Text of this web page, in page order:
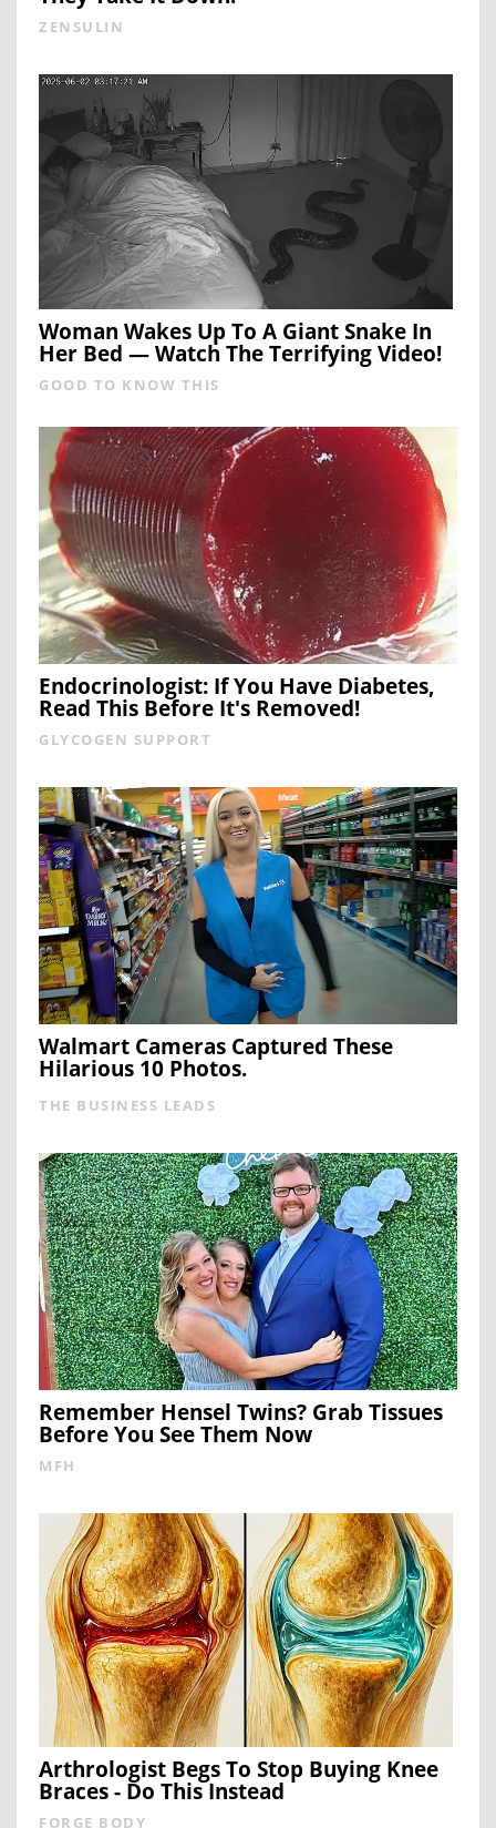
ZENSULIN
Woman Wakes Up To A Giant Snake In
Her Bed — Watch The Terrifying Video!
GOOD TO KNOW THIS
Endocrinologist: If You Have Diabetes,
Read This Before It's Removed!
GLYCOGEN SUPPORT
Walmart Cameras Captured These
Hilarious 10 Photos.
THE BUSINESS LEADS
Remember Hensel Twins? Grab Tissues
Before You See Them Now
MFH
Arthrologist Begs To Stop Buying Knee
Braces - Do This Instead
FORGE BODY